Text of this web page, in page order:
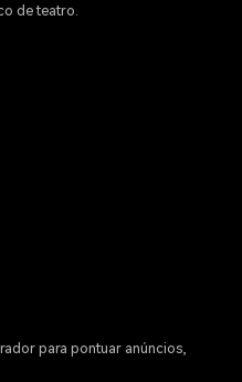
de teatro.
para pontuar anúncios,